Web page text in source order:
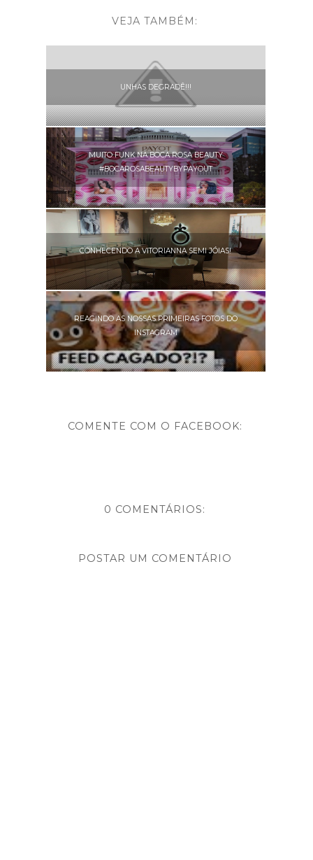
VEJA TAMBÉM:
UNHAS DEGRADÊ!!!
MUITO FUNK NA BOCA ROSA BEAUTY
#BOCAROSABEAUTYBYPAYOUT
CONHECENDO A VITORIANNA SEMI JÓIAS!
REAGINDO AS NOSSAS PRIMEIRAS FOTOS DO
INSTAGRAM
COMENTE COM O FACEBOOK:
0 COMENTÁRIOS:
POSTAR UM COMENTÁRIO